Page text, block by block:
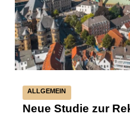
ALLGEMEIN
Neue Studie zur